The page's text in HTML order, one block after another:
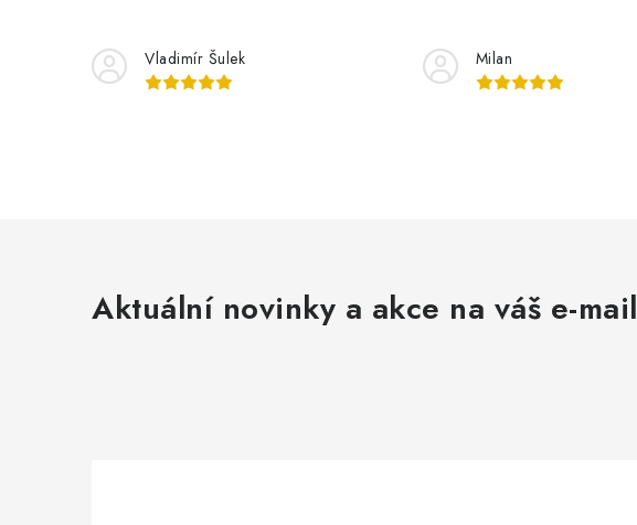
Vladimír Šulek Milan
Aktuální novinky a akce na váš e-mail